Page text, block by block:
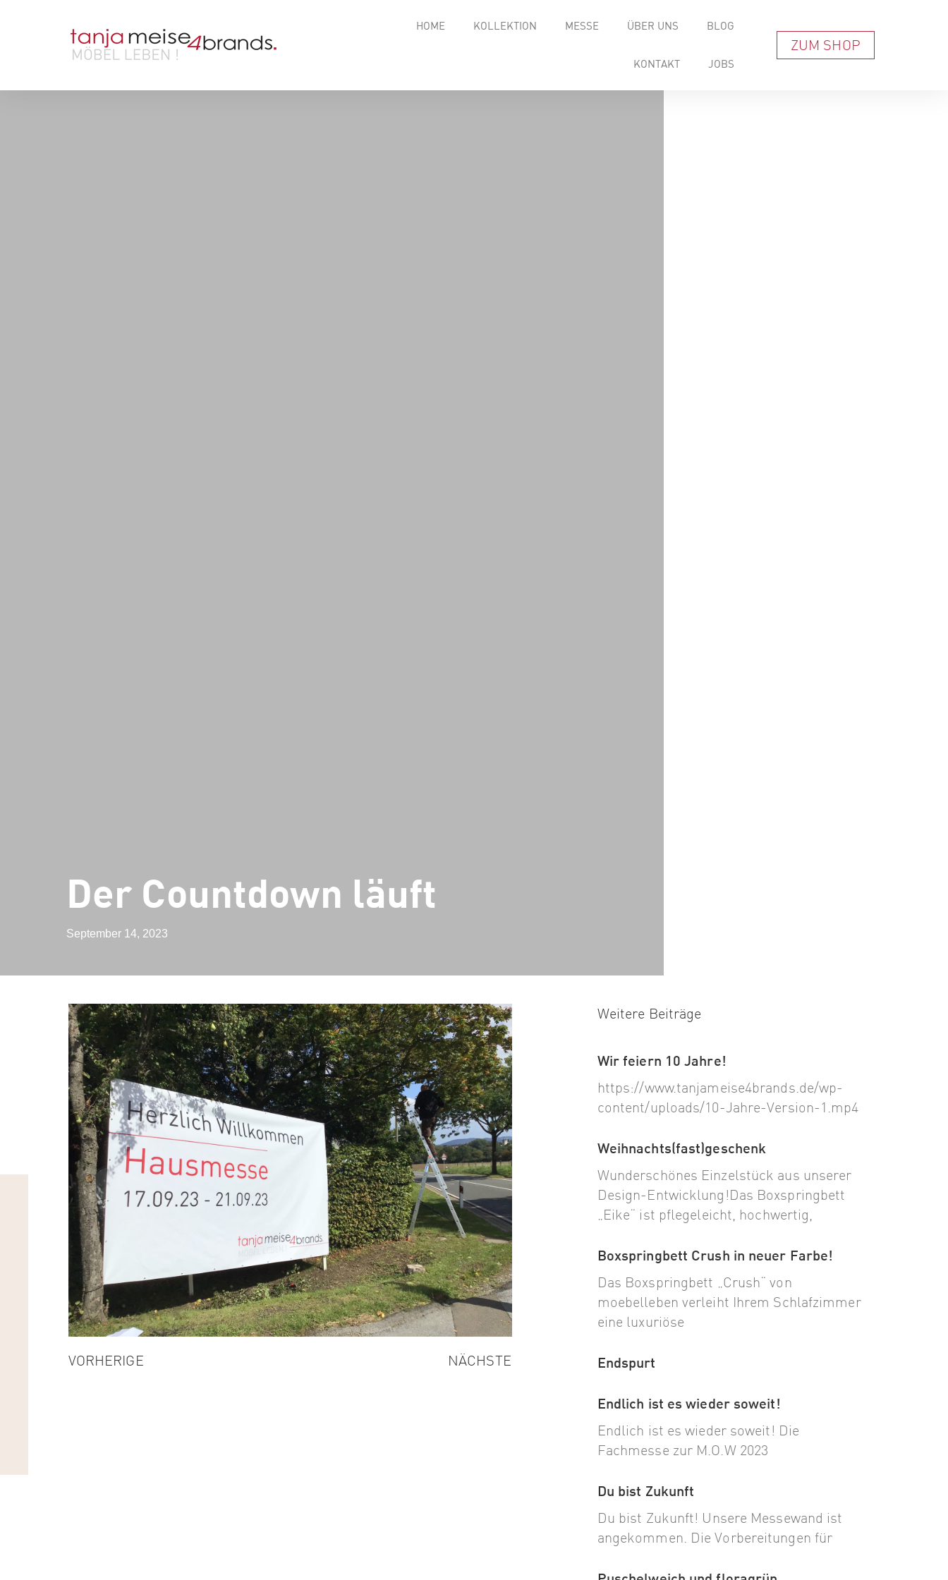
HOME KOLLEKTION MESSE ÜBER UNS BLOG
KONTAKT JOBS
ZUM SHOP
Der Countdown läuft
September 14, 2023
VORHERIGE NÄCHSTE
Weitere Beiträge
Wir feiern 10 Jahre!
https://www.tanjameise4brands.de/wp-
content/uploads/10-Jahre-Version-1.mp4
Weihnachts(fast)geschenk
Wunderschönes Einzelstück aus unserer
Design-Entwicklung!Das Boxspringbett
„Eike“ ist pflegeleicht, hochwertig,
Boxspringbett Crush in neuer Farbe!
Das Boxspringbett „Crush“ von
moebelleben verleiht Ihrem Schlafzimmer
eine luxuriöse
Endspurt
Endlich ist es wieder soweit!
Endlich ist es wieder soweit! Die
Fachmesse zur M.O.W 2023
Du bist Zukunft
Du bist Zukunft! Unsere Messewand ist
angekommen. Die Vorbereitungen für